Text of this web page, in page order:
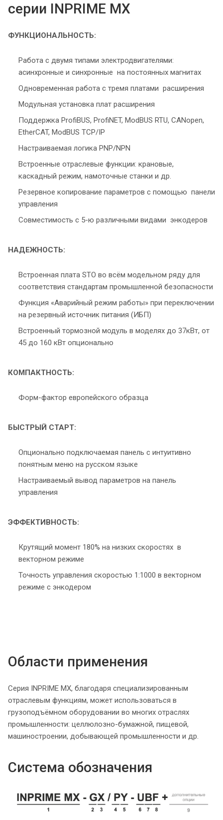
серии INPRIME MX
ФУНКЦИОНАЛЬНОСТЬ:
Работа с двумя типами электродвигателями:
асинхронные и синхронные на постоянных магнитах
Одновременная работа с тремя платами расширения
Модульная установка плат расширения
Поддержка ProfiBUS, ProfiNET, ModBUS RTU, CANopen,
EtherCAT, ModBUS TCP/IP
Настраиваемая логика PNP/NPN
Встроенные отраслевые функции: крановые,
каскадный режим, намоточные станки и др.
Резервное копирование параметров с помощью панели
управления
Совместимость с 5-ю различными видами энкодеров
НАДЕЖНОСТЬ:
Встроенная плата STO во всём модельном ряду для
соответствия стандартам промышленной безопасности
Функция «Аварийный режим работы» при переключении
на резервный источник питания (ИБП)
Встроенный тормозной модуль в моделях до 37кВт, от
45 до 160 кВт опционально
КОМПАКТНОСТЬ:
Форм-фактор европейского образца
БЫСТРЫЙ СТАРТ:
Опционально подключаемая панель с интуитивно
понятным меню на русском языке
Настраиваемый вывод параметров на панель
управления
ЭФФЕКТИВНОСТЬ:
Крутящий момент 180% на низких скоростях в
векторном режиме
Точность управления скоростью 1:1000 в векторном
режиме с энкодером
Области применения
Серия INPRIME MX, благодаря специализированным
отраслевым функциям, может использоваться в
грузоподъёмном оборудовании во многих отраслях
промышленности: целлюлозно-бумажной, пищевой,
машиностроении, добывающей промышленности и др.
Система обозначения